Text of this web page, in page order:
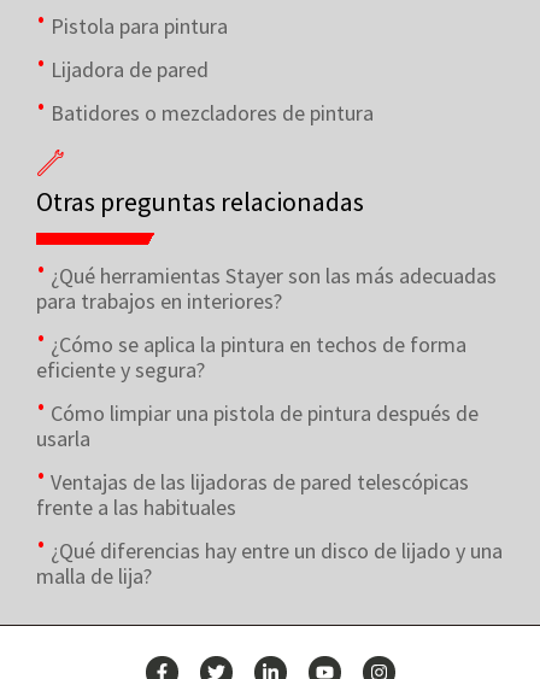
Pistola para pintura
Lijadora de pared
Batidores o mezcladores de pintura
Otras preguntas relacionadas
¿Qué herramientas Stayer son las más adecuadas
para trabajos en interiores?
¿Cómo se aplica la pintura en techos de forma
eficiente y segura?
Cómo limpiar una pistola de pintura después de
usarla
Ventajas de las lijadoras de pared telescópicas
frente a las habituales
¿Qué diferencias hay entre un disco de lijado y una
malla de lija?